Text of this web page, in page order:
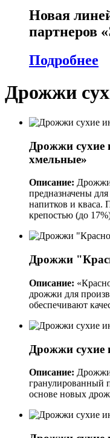
Новая
партнеров
Подробнее
Дрожжи
Дрожжи сухие
хмельные»
Описание:
предназначены
напитков и кваса.
крепостью (до
Дрожжи
Описание:
дрожжи для
обеспечивают
Дрожжи сухие
Описание:
гранулированный
основе новых